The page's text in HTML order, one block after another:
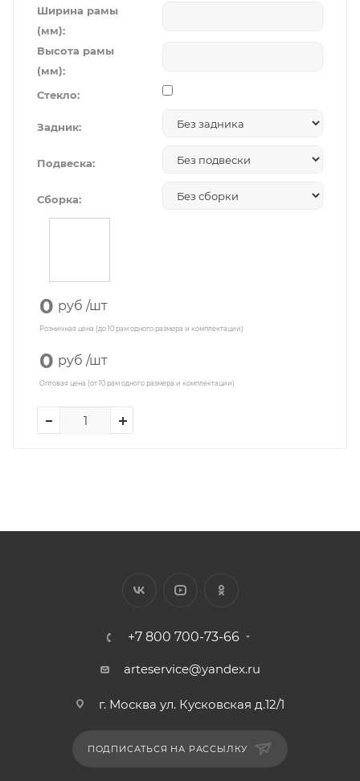
Ширина рамы
(мм):
Высота рамы
(мм):
Стекло:
Задник:
Подвеска:
Сборка:
0 руб /шт
Розничная цена (до 10 рам одного размера и комплектации)
0 руб /шт
Оптовая цена (от 10 рам одного размера и комплектации)
+7 800 700-73-66
arteservice@yandex.ru
г. Москва ул. Кусковская д.12/1
ПОДПИСАТЬСЯ НА РАССЫЛКУ